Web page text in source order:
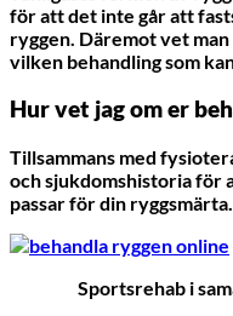
för att det inte går att
ryggen. Däremot vet
vilken behandling som
Hur vet jag om er
Tillsammans med
och sjukdomshistoria för
passar för din ryggsmärta.
Sportsrehab i